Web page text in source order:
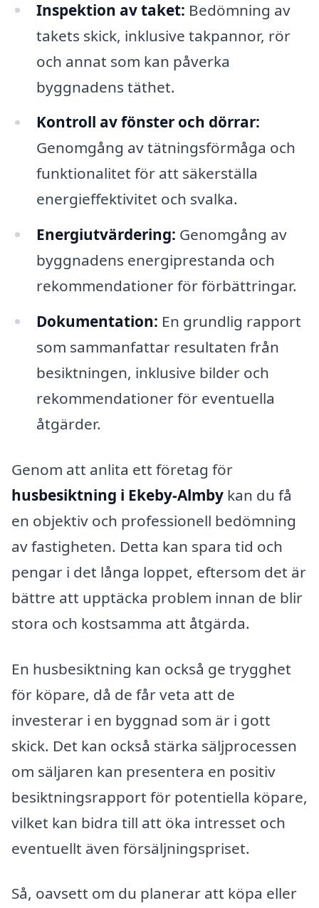
Inspektion av taket: Bedömning av
takets skick, inklusive takpannor, rör
och annat som kan påverka
byggnadens täthet.
Kontroll av fönster och dörrar:
Genomgång av tätningsförmåga och
funktionalitet för att säkerställa
energieffektivitet och svalka.
Energiutvärdering: Genomgång av
byggnadens energiprestanda och
rekommendationer för förbättringar.
Dokumentation: En grundlig rapport
som sammanfattar resultaten från
besiktningen, inklusive bilder och
rekommendationer för eventuella
åtgärder.
Genom att anlita ett företag för
husbesiktning i Ekeby-Almby kan du få
en objektiv och professionell bedömning
av fastigheten. Detta kan spara tid och
pengar i det långa loppet, eftersom det är
bättre att upptäcka problem innan de blir
stora och kostsamma att åtgärda.
En husbesiktning kan också ge trygghet
för köpare, då de får veta att de
investerar i en byggnad som är i gott
skick. Det kan också stärka säljprocessen
om säljaren kan presentera en positiv
besiktningsrapport för potentiella köpare,
vilket kan bidra till att öka intresset och
eventuellt även försäljningspriset.
Så, oavsett om du planerar att köpa eller